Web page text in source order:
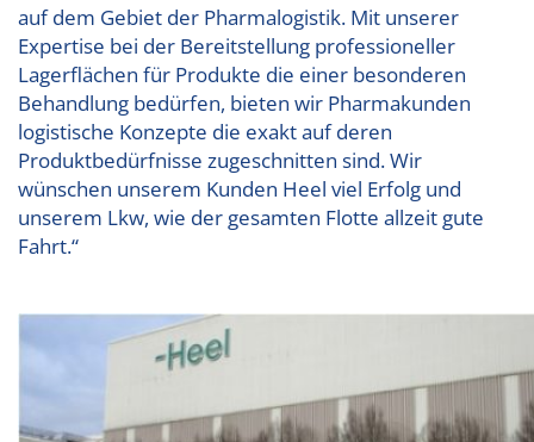
auf dem Gebiet der Pharmalogistik. Mit unserer
Expertise bei der Bereitstellung professioneller
Lagerflächen für Produkte die einer besonderen
Behandlung bedürfen, bieten wir Pharmakunden
logistische Konzepte die exakt auf deren
Produktbedürfnisse zugeschnitten sind. Wir
wünschen unserem Kunden Heel viel Erfolg und
unserem Lkw, wie der gesamten Flotte allzeit gute
Fahrt.“